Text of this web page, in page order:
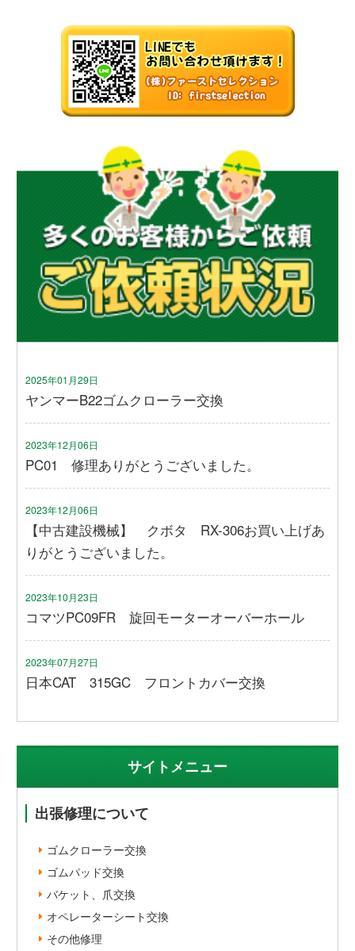
2025年01月29日
ヤンマーB22ゴムクローラー交換
2023年12月06日
PC01 修理ありがとうございました。
2023年12月06日
【中古建設機械】 クボタ RX-306お買い上げあ
りがとうございました。
2023年10月23日
コマツPC09FR 旋回モーターオーバーホール
2023年07月27日
日本CAT 315GC フロントカバー交換
サイトメニュー
出張修理について
ゴムクローラー交換
ゴムパッド交換
バケット、爪交換
オペレーターシート交換
その他修理